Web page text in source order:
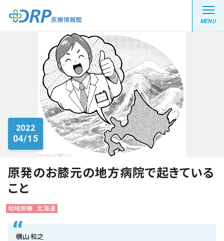
MENU
最新の注目記事
栄養健康レシピ
医療系学生記事
健康川柳
DRP医療情報館とは?
会社概要
2022
04/15
原発のお膝元の地方病院で起きている
こと
地域医療 北海道
横山 和之